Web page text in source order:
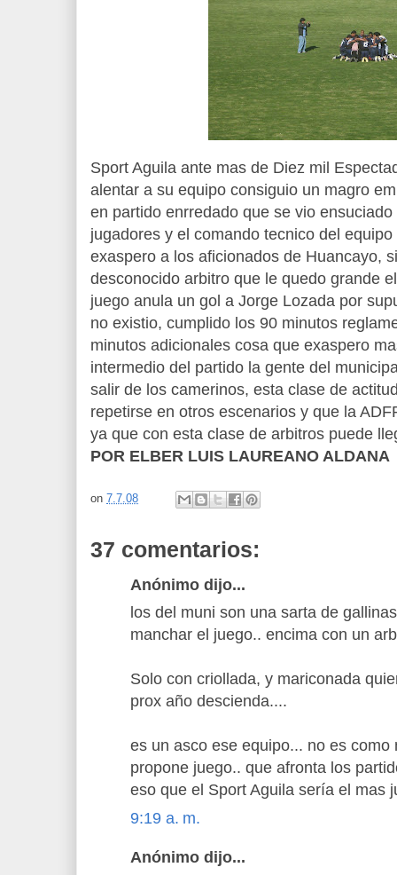
Sport Aguila ante mas de Diez mil
alentar a su equipo consiguio un magro
en partido enrredado que se vio
jugadores y el comando tecnico del
exaspero a los aficionados de Huancayo,
desconocido arbitro que le quedo grande
juego anula un gol a Jorge Lozada por
no existio, cumplido los 90 minutos
minutos adicionales cosa que exaspero
intermedio del partido la gente del
salir de los camerinos, esta clase de
repetirse en otros escenarios y que la
ya que con esta clase de arbitros puede
POR ELBER LUIS LAUREANO ALDANA
on 7.7.08
37 comentarios:
Anónimo dijo...
los del muni son una sarta de
manchar el juego.. encima con un
Solo con criollada, y mariconada
prox año descienda....
es un asco ese equipo... no es como
propone juego.. que afronta los
eso que el Sport Aguila sería el mas
9:19 a. m.
Anónimo dijo...